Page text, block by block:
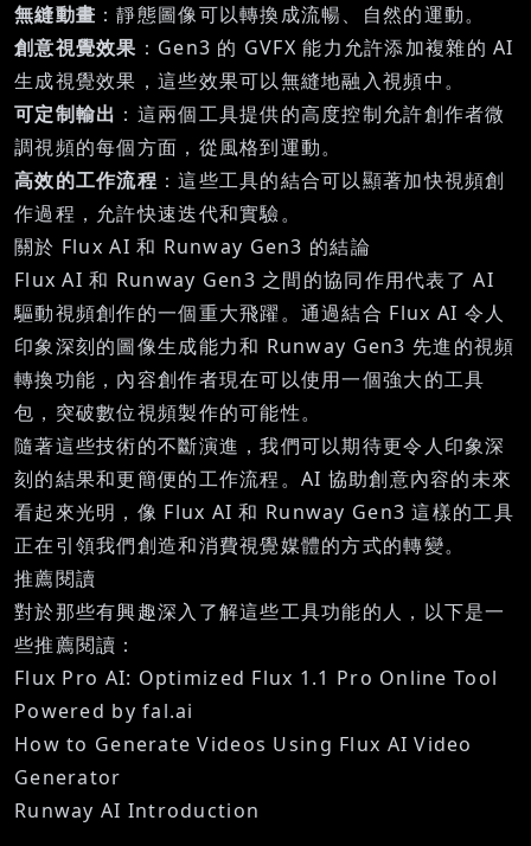
無縫動畫 ：靜態圖像可以轉換成流暢、自然的運動。
創意視覺效果 ：Gen3 的 GVFX 能力允許添加複雜的 AI
生成視覺效果，這些效果可以無縫地融入視頻中。
可定制輸出 ：這兩個工具提供的高度控制允許創作者微
調視頻的每個方面，從風格到運動。
高效的工作流程：這些工具的結合可以顯著加快視頻創
作過程，允許快速迭代和實驗。
關於 Flux AI 和 Runway Gen3 的結論
Flux AI 和 Runway Gen3 之間的協同作用代表了 AI
驅動視頻創作的一個重大飛躍。通過結合 Flux AI 令人
印象深刻的圖像生成能力和 Runway Gen3 先進的視頻
轉換功能，內容創作者現在可以使用一個強大的工具
包，突破數位視頻製作的可能性。
隨著這些技術的不斷演進，我們可以期待更令人印象深
刻的結果和更簡便的工作流程。AI 協助創意內容的未來
看起來光明，像 Flux AI 和 Runway Gen3 這樣的工具
正在引領我們創造和消費視覺媒體的方式的轉變。
推薦閱讀
對於那些有興趣深入了解這些工具功能的人，以下是一
些推薦閱讀：
Flux Pro AI: Optimized Flux 1.1 Pro Online Tool
Powered by fal.ai
How to Generate Videos Using Flux AI Video
Generator
Runway AI Introduction